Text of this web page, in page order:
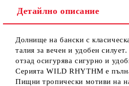
Детайлно описание
Долнище на бански с
талия за вечен и удобен
отзад осигурява сигурно и
Серията WILD RHYTHM е
Пищни тропически мотиви на